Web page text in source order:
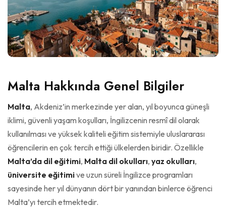
Malta Hakkında Genel Bilgiler
Malta, Akdeniz’in merkezinde yer alan, yıl boyunca güneşli
iklimi, güvenli yaşam koşulları, İngilizcenin resmî dil olarak
kullanılması ve yüksek kaliteli eğitim sistemiyle uluslararası
öğrencilerin en çok tercih ettiği ülkelerden biridir. Özellikle
Malta’da dil eğitimi, Malta dil okulları, yaz okulları,
üniversite eğitimive uzun süreli İngilizce programları
sayesinde her yıl dünyanın dört bir yanından binlerce öğrenci
Malta’yı tercih etmektedir.